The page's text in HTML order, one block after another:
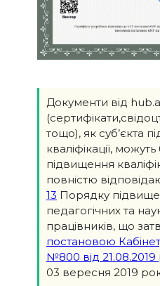
Документи від
тощо), як суб’єкта
кваліфікації,
підвищення
повністю
13 Порядку
педагогічних та
працівників, що
постановою
№800 від 21.08.2019
03 вересня 2019